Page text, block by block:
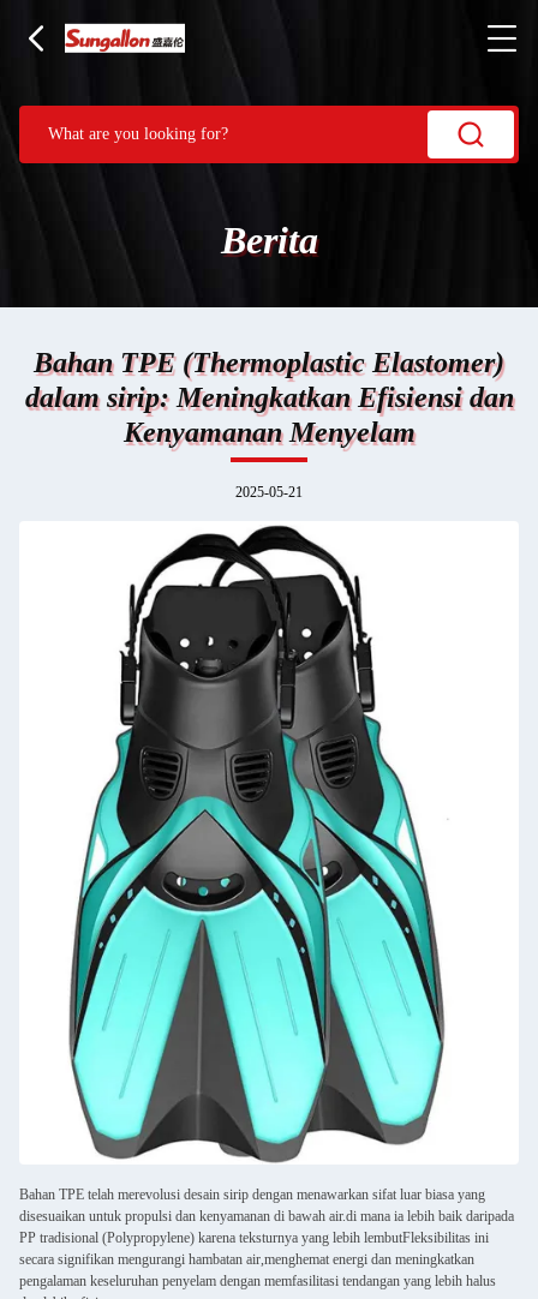
Berita
Bahan TPE (Thermoplastic Elastomer)
dalam sirip: Meningkatkan Efisiensi dan
Kenyamanan Menyelam
2025-05-21
Bahan TPE telah merevolusi desain sirip dengan menawarkan sifat luar biasa yang
disesuaikan untuk propulsi dan kenyamanan di bawah air.di mana ia lebih baik daripada
PP tradisional (Polypropylene) karena teksturnya yang lebih lembutFleksibilitas ini
secara signifikan mengurangi hambatan air,menghemat energi dan meningkatkan
pengalaman keseluruhan penyelam dengan memfasilitasi tendangan yang lebih halus